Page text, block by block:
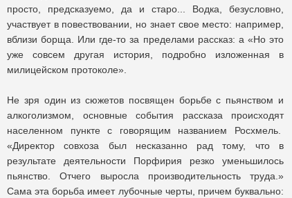
просто, предсказуемо, да и старо... Водка, безусловно,
участвует в повествовании, но знает свое место: например,
вблизи борща. Или где-то за пределами рассказ: а «Но это
уже совсем другая история, подробно изложенная в
милицейском протоколе».
Не зря один из сюжетов посвящен борьбе с пьянством и
алкоголизмом, основные события рассказа происходят
населенном пункте с говорящим названием Росхмель.
«Директор совхоза был несказанно рад тому, что в
результате деятельности Порфирия резко уменьшилось
пьянство. Отчего выросла производительность труда.»
Сама эта борьба имеет лубочные черты, причем буквально: